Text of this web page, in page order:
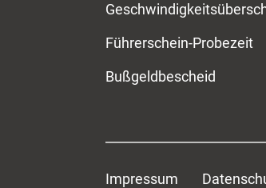
Führerschein-Probezeit
Bußgeldbescheid
Impressum